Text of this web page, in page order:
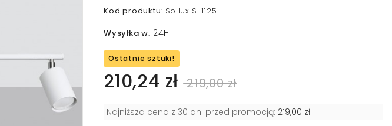
Kod produktu: Sollux SL.1125
Wysyłka w: 24H
Ostatnie sztuki!
210,24 zł 219,00 zł
Najniższa cena z 30 dni przed promocją: 219,00 zł